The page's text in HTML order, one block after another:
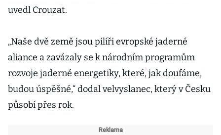
uvedl Crouzat.
„Naše dvě země jsou pilíři evropské jaderné
aliance a zavázaly se k národním programům
rozvoje jaderné energetiky, které, jak doufáme,
budou úspěšné,“ dodal velvyslanec, který v Česku
působí přes rok.